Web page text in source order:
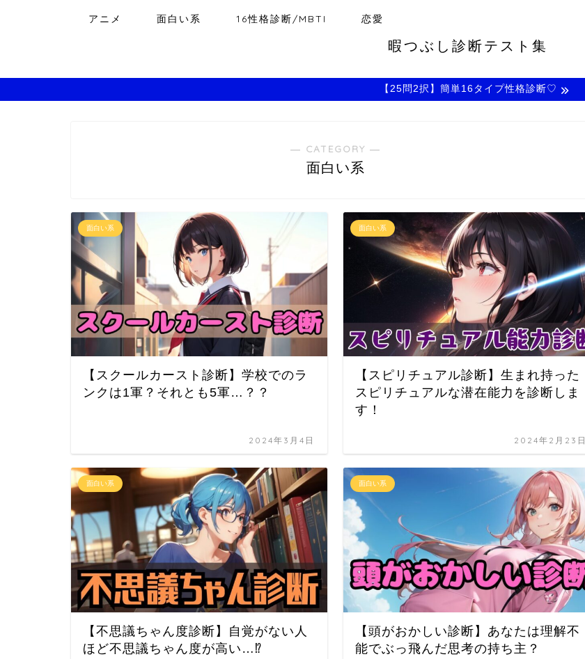
アニメ 面白い系 16性格診断/MBTI 恋愛
暇つぶし診断テスト集
【25問2択】簡単16タイプ性格診断♡
― CATEGORY ―
面白い系
面白い系
【スクールカースト診断】学校でのラ
ンクは1軍？それとも5軍…？？
2024年3月4日
面白い系
【スピリチュアル診断】生まれ持った
スピリチュアルな潜在能力を診断しま
す！
2024年2月23日
面白い系
【不思議ちゃん度診断】自覚がない人
ほど不思議ちゃん度が高い…⁉
面白い系
【頭がおかしい診断】あなたは理解不
能でぶっ飛んだ思考の持ち主？